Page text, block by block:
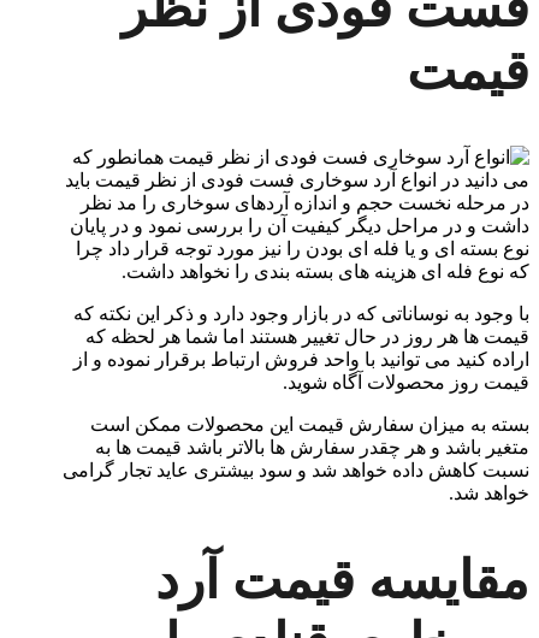
قیمت
همانطور که
می دانید در انواع آرد سوخاری فست فودی از نظر قیمت باید
در مرحله نخست حجم و اندازه آردهای سوخاری را مد نظر
داشت و در مراحل دیگر کیفیت آن را بررسی نمود و در پایان
نوع بسته ای و یا فله ای بودن را نیز مورد توجه قرار داد چرا
که نوع فله ای هزینه های بسته بندی را نخواهد داشت.
با وجود به نوساناتی که در بازار وجود دارد و ذکر این نکته که
قیمت ها هر روز در حال تغییر هستند اما شما هر لحظه که
اراده کنید می توانید با واحد فروش ارتباط برقرار نموده و از
قیمت روز محصولات آگاه شوید.
بسته به میزان سفارش قیمت این محصولات ممکن است
متغیر باشد و هر چقدر سفارش ها بالاتر باشد قیمت ها به
نسبت کاهش داده خواهد شد و سود بیشتری عاید تجار گرامی
خواهد شد.
مقایسه قیمت آرد